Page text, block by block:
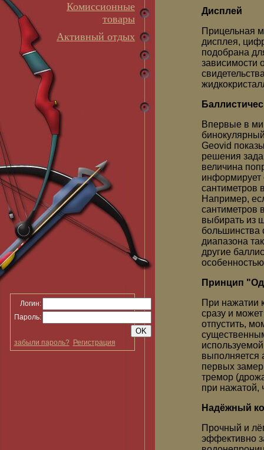
Комиссионные
товары
Активный отдых
Логин:
Пароль:
забыли пароль? Регистрация
Дисплей
Прицельная
дисплея,
подобрана
зависимости
Впервые в
Geovid
решения
величина
информирует
сантиметров
Например,
сантиметров
выбирать из
большинства
диапазона
другие
Принцип
При нажатии
сразу и
отпустить,
выполняется
первых
тремор
при нажатой,
Надёжный
Прочный и
эффективно